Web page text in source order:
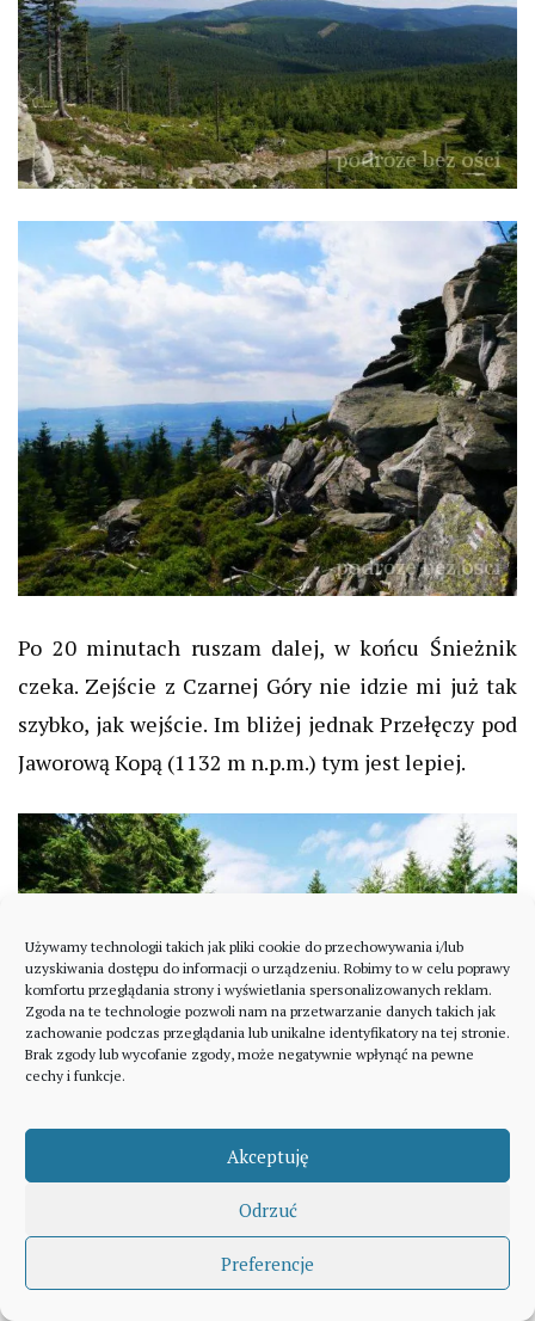
Używamy technologii takich jak pliki cookie do przechowywania i/lub
uzyskiwania dostępu do informacji o urządzeniu. Robimy to w celu poprawy
komfortu przeglądania strony i wyświetlania spersonalizowanych reklam.
Zgoda na te technologie pozwoli nam na przetwarzanie danych takich jak
zachowanie podczas przeglądania lub unikalne identyfikatory na tej stronie.
Brak zgody lub wycofanie zgody, może negatywnie wpłynąć na pewne
cechy i funkcje.
Akceptuję
Odrzuć
Preferencje
Po 20 minutach ruszam dalej, w końcu Śnieżnik
czeka. Zejście z Czarnej Góry nie idzie mi już tak
szybko, jak wejście. Im bliżej jednak Przełęczy pod
Jaworową Kopą (1132 m n.p.m.) tym jest lepiej.
Mijam Żmijową Polanę (1049 m n.p.m.) i szeroką
drogą idę na szczyt Żmijowca (1153 m n.p.m.).